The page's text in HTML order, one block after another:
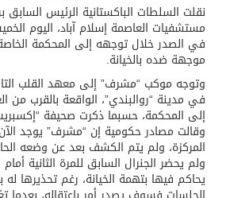
نقلت السلطات الباكستانية الرئيس
مستشفيات العاصمة إسلام آباد، اليوم
في الصدر خلال توجهه إلى المحكمة
موجهة ضده بالخيانة.
وتوجه موكب “مشرف” إلى معهد القلب
في مدينة “روالبندي”، الواقعة بالقرب من
إلى المحكمة، حسبما ذكرت صحيفة
وقالت مصادر حكومية إن “مشرف” يوجد
المركزة، ولم يتم الكشف بعد عن وضعه
ولم يحضر الجنرال السابق للمرة الثانية
يحاكم فيها بتهمة الخيانة، رغم تحذيرها